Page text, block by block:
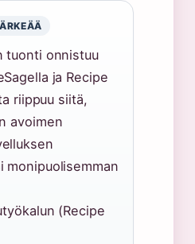
tuonti onnistuu
ja Recipe
riippuu siitä,
avoimen
monipuolisemman
(Recipe